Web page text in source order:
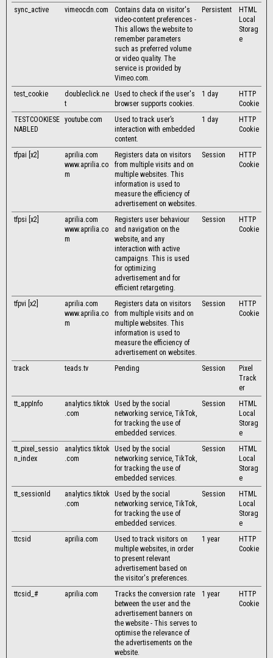
sync_active
vimeocdn.com
Contains data on visitor's
video-content preferences -
This allows the website to
remember parameters
such as preferred volume
or video quality. The
service is provided by
Vimeo.com.
Persistent
HTML
Local
Storag
e
test_cookie
doubleclick.ne
t
Used to check if the user's
browser supports cookies.
1 day
HTTP
Cookie
TESTCOOKIESE
NABLED
youtube.com
Used to track user’s
interaction with embedded
content.
1 day
HTTP
Cookie
tfpai [x2]
aprilia.com
www.aprilia.co
m
Registers data on visitors
from multiple visits and on
multiple websites. This
information is used to
measure the efficiency of
advertisement on websites.
Session
HTTP
Cookie
tfpsi [x2]
aprilia.com
www.aprilia.co
m
Registers user behaviour
and navigation on the
website, and any
interaction with active
campaigns. This is used
for optimizing
advertisement and for
efficient retargeting.
Session
HTTP
Cookie
tfpvi [x2]
aprilia.com
www.aprilia.co
m
Registers data on visitors
from multiple visits and on
multiple websites. This
information is used to
measure the efficiency of
advertisement on websites.
Session
HTTP
Cookie
track teads.tv Pending Session
Pixel
Track
er
tt_appInfo
analytics.tiktok
.com
Used by the social
networking service, TikTok,
for tracking the use of
embedded services.
Session
HTML
Local
Storag
e
tt_pixel_sessio
n_index
analytics.tiktok
.com
Used by the social
networking service, TikTok,
for tracking the use of
embedded services.
Session
HTML
Local
Storag
e
tt_sessionId
analytics.tiktok
.com
Used by the social
networking service, TikTok,
for tracking the use of
embedded services.
Session
HTML
Local
Storag
e
ttcsid
aprilia.com
Used to track visitors on
multiple websites, in order
to present relevant
advertisement based on
the visitor's preferences.
1 year
HTTP
Cookie
ttcsid_# aprilia.com
Tracks the conversion rate
between the user and the
advertisement banners on
the website - This serves to
optimise the relevance of
the advertisements on the
website.
1 year
HTTP
Cookie